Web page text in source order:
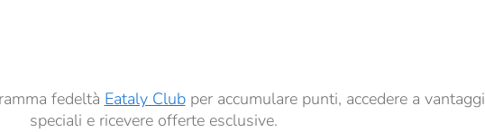
fedeltà Eataly Clubper accumulare punti, accedere a vantaggi
speciali e ricevere offerte esclusive.